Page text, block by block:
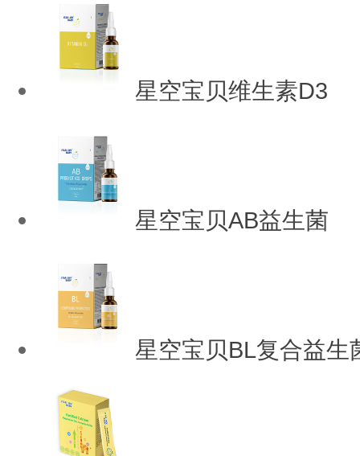
星空宝贝维生素D3
星空宝贝AB益生菌
星空宝贝BL复合益生